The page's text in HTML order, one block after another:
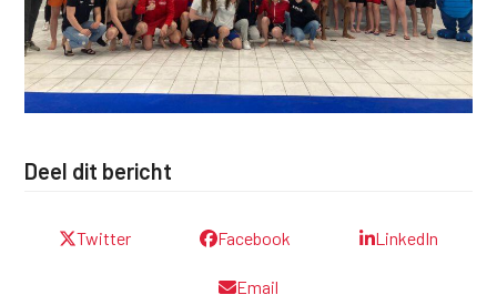
Deel dit bericht
Twitter Facebook LinkedIn
Email